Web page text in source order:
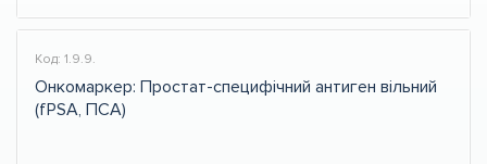
Код: 1.9.9.
Онкомаркер: Простат-специфічний антиген вільний
(fPSA, ПСА)